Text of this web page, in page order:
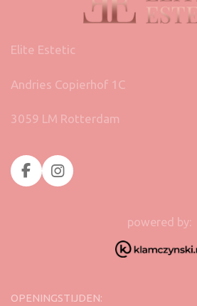
Elite Estetic
Andries Copierhof 1C
3059 LM Rotterdam
F
a
I
n
powered by:
OPENINGSTIJDEN: